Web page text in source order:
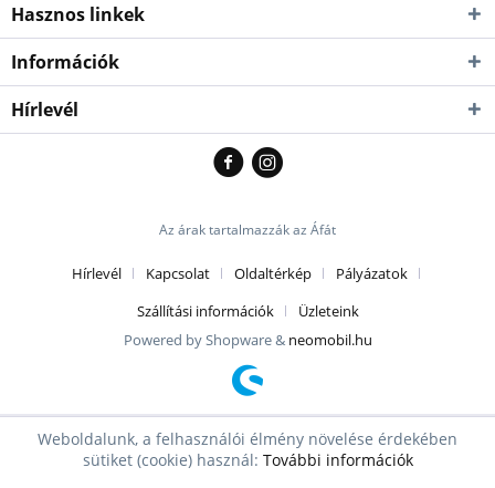
Hasznos linkek
Információk
Hírlevél
Az árak tartalmazzák az Áfát
Hírlevél Kapcsolat Oldaltérkép
Pályázatok
Szállítási információk
Üzleteink
Powered by Shopware & neomobil.hu
Weboldalunk, a felhasználói élmény növelése érdekében
sütiket (cookie) használ: További információk